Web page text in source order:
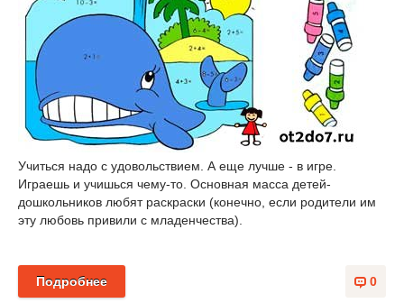
Учиться надо с удовольствием. А еще лучше - в игре.
Играешь и учишься чему-то. Основная масса детей-
дошкольников любят раскраски (конечно, если родители им
эту любовь привили с младенчества).
0
Подробнее